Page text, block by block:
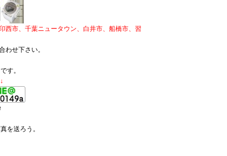
西市、千葉ニュータウン、白井市、船橋市、習
わせ下さい。
す。
を送ろう。